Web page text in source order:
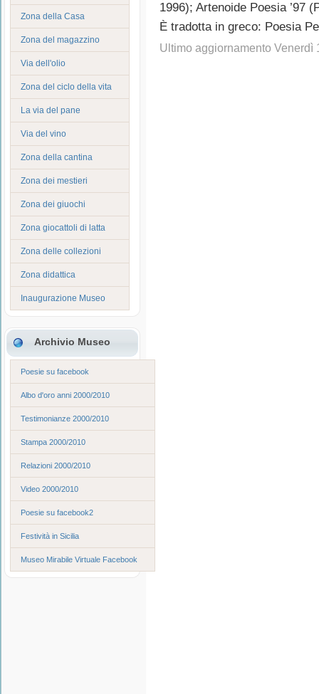
Zona della Casa
Zona del magazzino
Via dell'olio
Zona del ciclo della vita
La via del pane
Via del vino
Zona della cantina
Zona dei mestieri
Zona dei giuochi
Zona giocattoli di latta
Zona delle collezioni
Zona didattica
Inaugurazione Museo
Archivio Museo
Poesie su facebook
Albo d'oro anni 2000/2010
Testimonianze 2000/2010
Stampa 2000/2010
Relazioni 2000/2010
Video 2000/2010
Poesie su facebook2
Festività in Sicilia
Museo Mirabile Virtuale Facebook
1996); Artenoide Poesia ’97
È tradotta in greco: Poesia
Ultimo aggiornamento Venerdì